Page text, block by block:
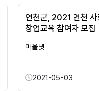
연천군, 2021 연천 사
창업교육 참여자 모
마을넷
2021-05-03